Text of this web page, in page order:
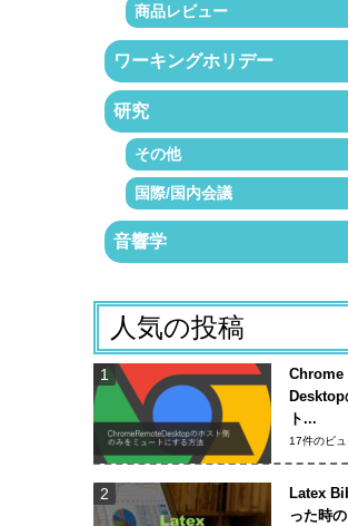
商品レビュー
ワーキングホリデー
研究
その他
国際/国内会議
音響学
人気の投稿
Chrome
Desktop
ト...
17件のビュ
Latex
った時